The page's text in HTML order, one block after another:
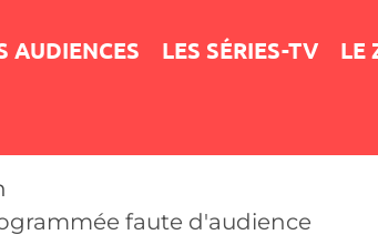
AUDIENCES LES SÉRIES-TV
LE
faute d'audience